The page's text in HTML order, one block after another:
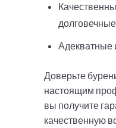
Адекватные
Доверьте
настоящим
вы получите
качественную